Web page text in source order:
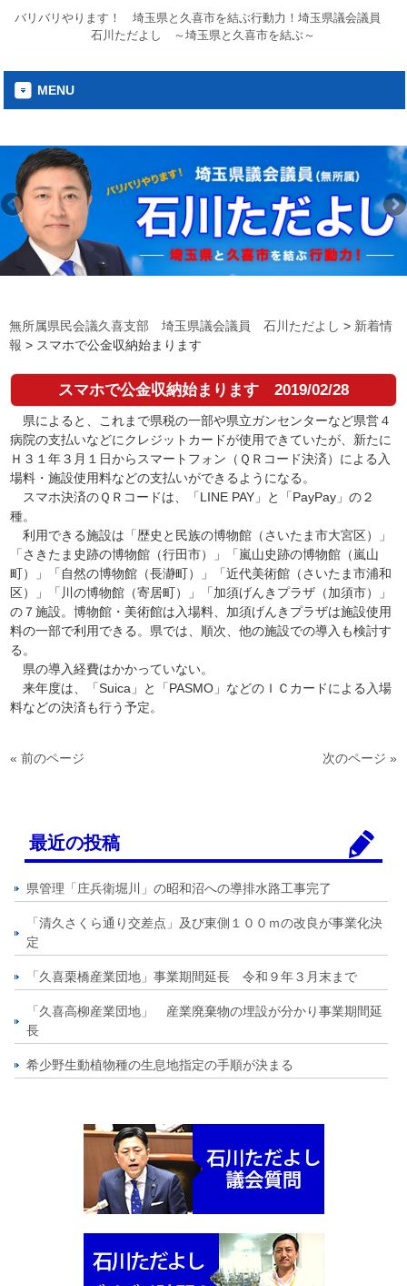
バリバリやります！ 埼玉県と久喜市を結ぶ行動力！埼玉県議会議員
石川ただよし ～埼玉県と久喜市を結ぶ～
MENU
無所属県民会議久喜支部 埼玉県議会議員 石川ただよし > 新着情
報 > スマホで公金収納始まります
スマホで公金収納始まります 2019/02/28
県によると、これまで県税の一部や県立ガンセンターなど県営４
病院の支払いなどにクレジットカードが使用できていたが、新たに
Ｈ３１年３月１日からスマートフォン（ＱＲコード決済）による入
場料・施設使用料などの支払いができるようになる。
スマホ決済のＱＲコードは、「LINE PAY」と「PayPay」の２
種。
利用できる施設は「歴史と民族の博物館（さいたま市大宮区）」
「さきたま史跡の博物館（行田市）」「嵐山史跡の博物館（嵐山
町）」「自然の博物館（長瀞町）」「近代美術館（さいたま市浦和
区）」「川の博物館（寄居町）」「加須げんきプラザ（加須市）」
の７施設。博物館・美術館は入場料、加須げんきプラザは施設使用
料の一部で利用できる。県では、順次、他の施設での導入も検討す
る。
県の導入経費はかかっていない。
来年度は、「Suica」と「PASMO」などのＩＣカードによる入場
料などの決済も行う予定。
« 前のページ 次のページ »
最近の投稿
県管理「庄兵衛堀川」の昭和沼への導排水路工事完了
「清久さくら通り交差点」及び東側１００ｍの改良が事業化決
定
「久喜栗橋産業団地」事業期間延長 令和９年３月末まで
「久喜高柳産業団地」 産業廃棄物の埋設が分かり事業期間延
長
希少野生動植物種の生息地指定の手順が決まる